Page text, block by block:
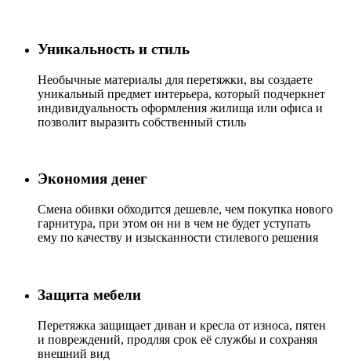
Уникальность и стиль
Необычные материалы для перетяжки, вы создаете
уникальный предмет интерьера, который подчеркнет
индивидуальность оформления жилища или офиса и
позволит выразить собственный стиль
Экономия денег
Смена обивки обходится дешевле, чем покупка нового
гарнитура, при этом он ни в чем не будет уступать
ему по качеству и изысканности стилевого решения
Защита мебели
Перетяжка защищает диван и кресла от износа, пятен
и повреждений, продляя срок её службы и сохраняя
внешний вид